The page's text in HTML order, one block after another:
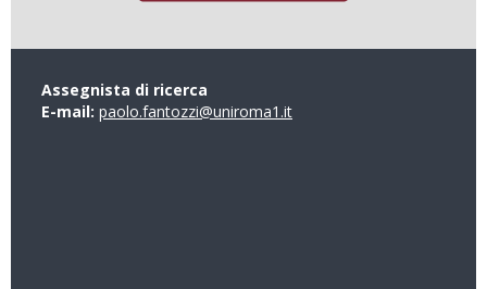
Assegnista di ricerca
E-mail: paolo.fantozzi@uniroma1.it